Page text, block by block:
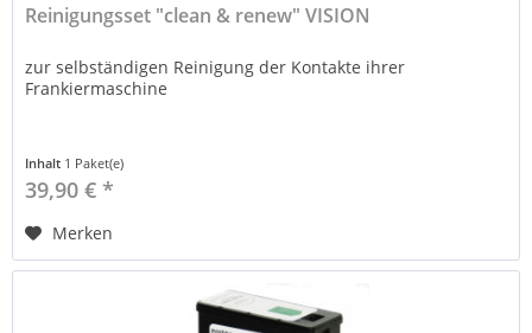
Reinigungsset "clean & renew" VISION
zur selbständigen Reinigung der Kontakte ihrer
Frankiermaschine
Inhalt 1 Paket(e)
39,90 € *
Merken